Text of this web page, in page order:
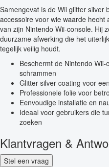
Samengevat is de Wii glitter silver
accessoire voor wie waarde
van zijn Nintendo Wii-console. Hij
duurzame afwerking die het
tegelijk veilig houdt.
Beschermt de Nintendo
schrammen
Glitter silver-coating voor
Professionele folie voor
Eenvoudige installatie en
Ideaal voor gebruikers die
zoeken
Klantvragen &
Stel een vraag